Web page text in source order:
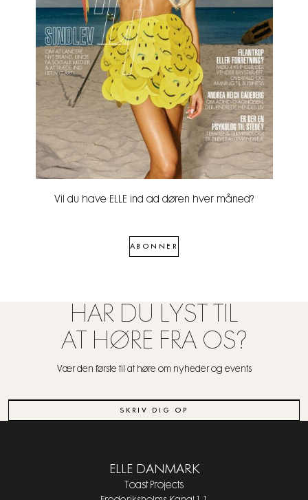
Vil du have ELLE ind ad døren hver måned?
ABONNER
HAR DU LYST TIL
AT HØRE FRA OS?
Vær den første til at høre om nyheder og events
SKRIV DIG OP
ELLE DANMARK
Toast Projects